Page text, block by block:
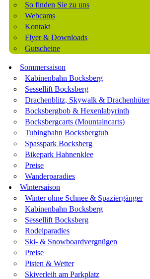
So finden Sie zu uns
Webcams
Kontakt
Flyer & Downloads
Gutscheine
Sommersaison
Kabinenbahn Bocksberg
Sessellift Bocksberg
Drachenblitz, Skywalk & Drachenhüter
Bocksbergbob & Hexenlabyrinth
Bocksbergcarts (Mountaincarts)
Tubingbahn Bocksbergtub
Spasspark Bocksberg
Bikepark Hahnenklee
Preise
Wanderparadies
Wintersaison
Winter ohne Schnee & Spaziergänger
Kabinenbahn Bocksberg
Sessellift Bocksberg
Rodelparadies
Ski- & Snowboardvergnügen
Preise
Pisten & Wetter
Skiverleih am Parkplatz